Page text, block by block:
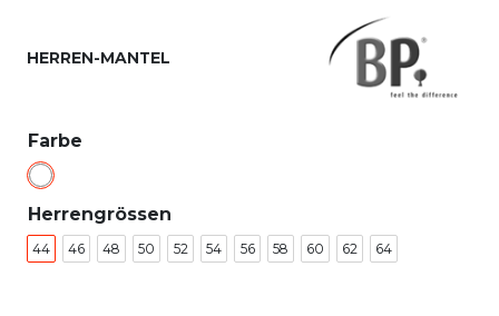
HERREN-MANTEL
Farbe
Herrengrössen
44 46 48 50 52 54 56 58 60 62 64